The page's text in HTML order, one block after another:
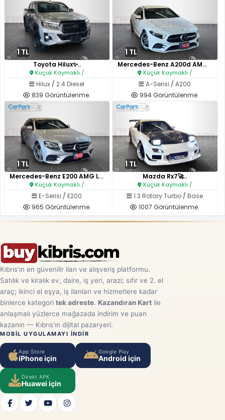
1 TL
Toyota Hilux✨..
Küçük Kaymaklı /
Hilux / 2.4 Diesel
839 Görüntülenme.
1 TL
Mercedes-Benz A200d AMG Premiu..
Küçük Kaymaklı /
A-Serisi /A200
994 Görüntülenme.
1 TL
Mercedes-Benz E200 AMG Line Pr..
Küçük Kaymaklı /
E-Serisi /E200
965 Görüntülenme.
1 TL
Mazda Rx7🚀..
Küçük Kaymaklı /
1.3 Rotary Turbo /Base
1007 Görüntülenme.
Kıbrıs'ın en güvenilir ilan ve alışveriş platformu.
Satılık ve kiralık ev, daire, iş yeri, arazi; sıfır ve 2. el
araç; ikinci el eşya, iş ilanları ve hizmetlere kadar
binlerce kategori tek adreste. Kazandıran Kart ile
anlaşmalı yüzlerce mağazada indirim ve puan
kazanın — Kıbrıs'ın dijital pazaryeri.
MOBIL UYGULAMAYI INDIR
App Store
iPhone için
Google Play
Android için
Direkt APK
Huawei için